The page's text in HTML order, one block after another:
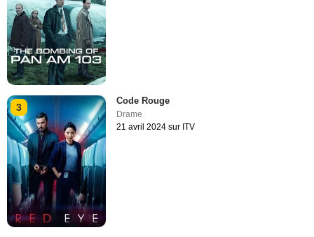
3
Code Rouge
Drame
21 avril 2024 sur ITV